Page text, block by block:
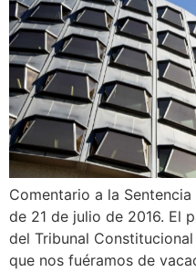
Comentario a la
de 21 de julio de 2016. El
del Tribunal
que nos fuéramos de